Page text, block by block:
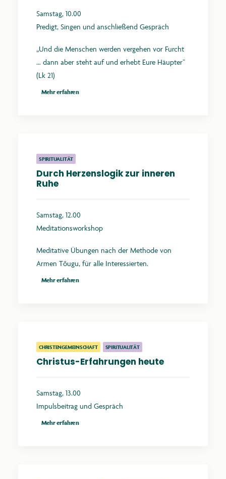
Samstag, 10.00
Predigt, Singen und anschließend Gespräch
„Und die Menschen werden vergehen vor Furcht
… dann aber steht auf und erhebt Eure Häupter“
(Lk 21)
Mehr erfahren
SPIRITUALITÄT
Durch Herzenslogik zur inneren
Ruhe
Samstag, 12.00
Meditationsworkshop
Meditative Übungen nach der Methode von
Armen Tõugu, für alle Interessierten.
Mehr erfahren
CHRISTENGEMEINSCHAFT SPIRITUALITÄT
Christus-Erfahrungen heute
Samstag, 13.00
Impulsbeitrag und Gespräch
Mehr erfahren